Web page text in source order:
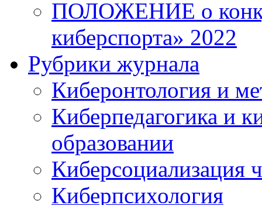
ПОЛОЖЕНИЕ о
киберспорта» 2022
Рубрики журнала
Киберонтология и
Киберпедагогика и
образовании
Киберсоциализация
Киберпсихология